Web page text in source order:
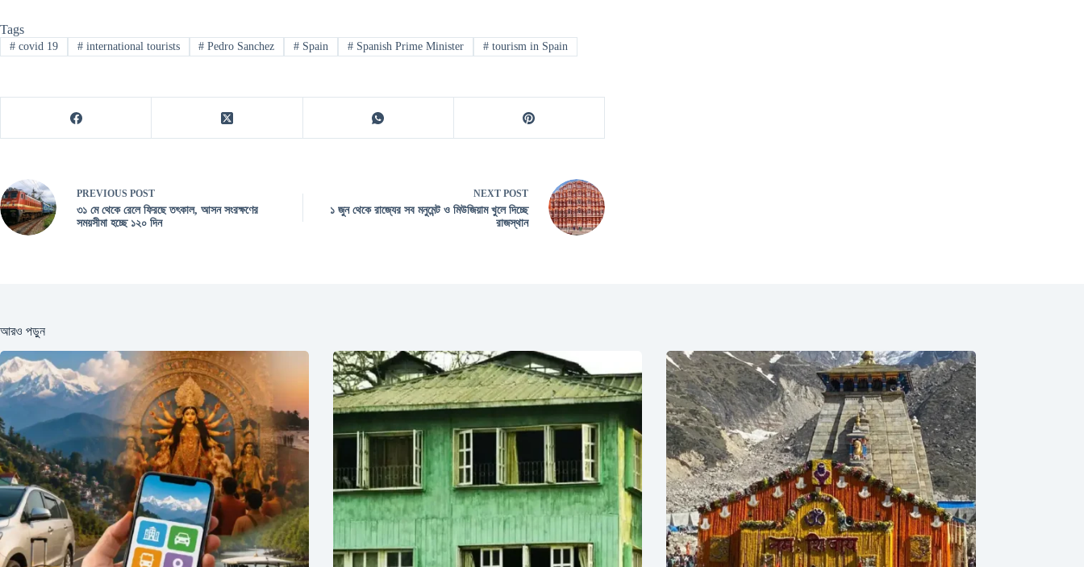
Tags
#covid 19 #international tourists # Pedro Sanchez # Spain # Spanish Prime Minister #tourism in Spain
PREVIOUS POST
৩১ মে থেকে রেলে ফিরছে তৎকাল, আসন সংরক্ষণের
সময়সীমা হচ্ছে ১২০ দিন
NEXT POST
১ জুন থেকে রাজ্যের সব মনুমেন্ট ও মিউজিয়াম খুলে দিচ্ছে
রাজস্থান
আরও পড়ুন